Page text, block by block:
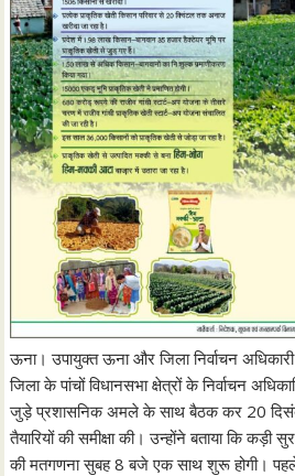
ऊना। उपायुक्त ऊना और जिला निर्वाचन
जिला के पांचों विधानसभा क्षेत्रों के निर्वाचन
जुड़े प्रशासनिक अमले के साथ बैठक कर 20
तैयारियों की समीक्षा की। उन्होंने बताया कि कड़ी
की मतगणना सुबह 8 बजे एक साथ शुरू होगी। पहले